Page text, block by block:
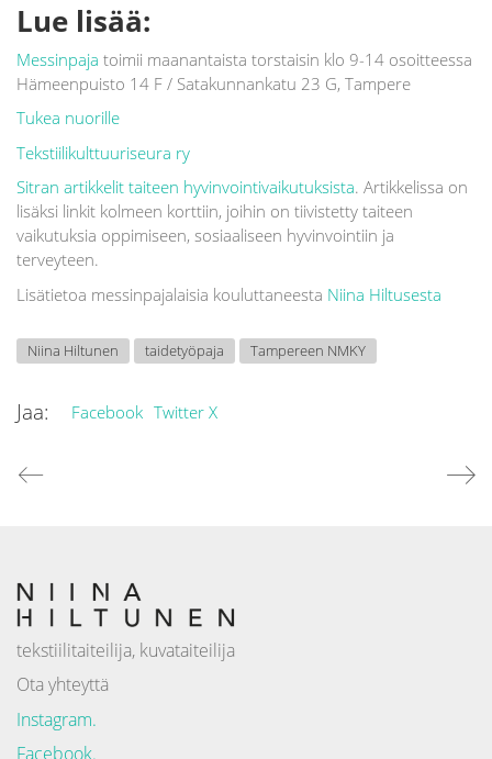
Lue lisää:
Messinpaja toimii maanantaista torstaisin klo 9-14 osoitteessa
Hämeenpuisto 14 F / Satakunnankatu 23 G, Tampere
Tukea nuorille
Tekstiilikulttuuriseura ry
Sitran artikkelit taiteen hyvinvointivaikutuksista. Artikkelissa on
lisäksi linkit kolmeen korttiin, joihin on tiivistetty taiteen
vaikutuksia oppimiseen, sosiaaliseen hyvinvointiin ja
terveyteen.
Lisätietoa messinpajalaisia kouluttaneesta Niina Hiltusesta
Niina Hiltunen taidetyöpaja Tampereen NMKY
Jaa: Facebook Twitter X
tekstiilitaiteilija, kuvataiteilija
Ota yhteyttä
Instagram.
Facebook.